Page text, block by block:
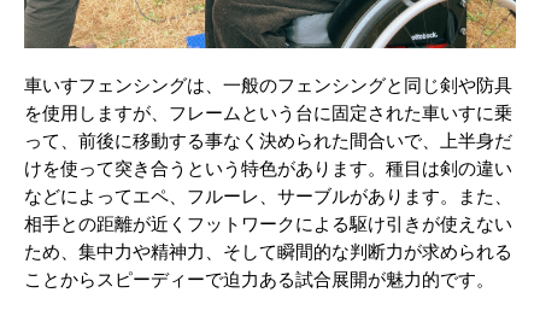
車いすフェンシングは、一般のフェンシングと同じ剣や防具
を使用しますが、フレームという台に固定された車いすに乗
って、前後に移動する事なく決められた間合いで、上半身だ
けを使って突き合うという特色があります。種目は剣の違い
などによってエペ、フルーレ、サーブルがあります。また、
相手との距離が近くフットワークによる駆け引きが使えない
ため、集中力や精神力、そして瞬間的な判断力が求められる
ことからスピーディーで迫力ある試合展開が魅力的です。